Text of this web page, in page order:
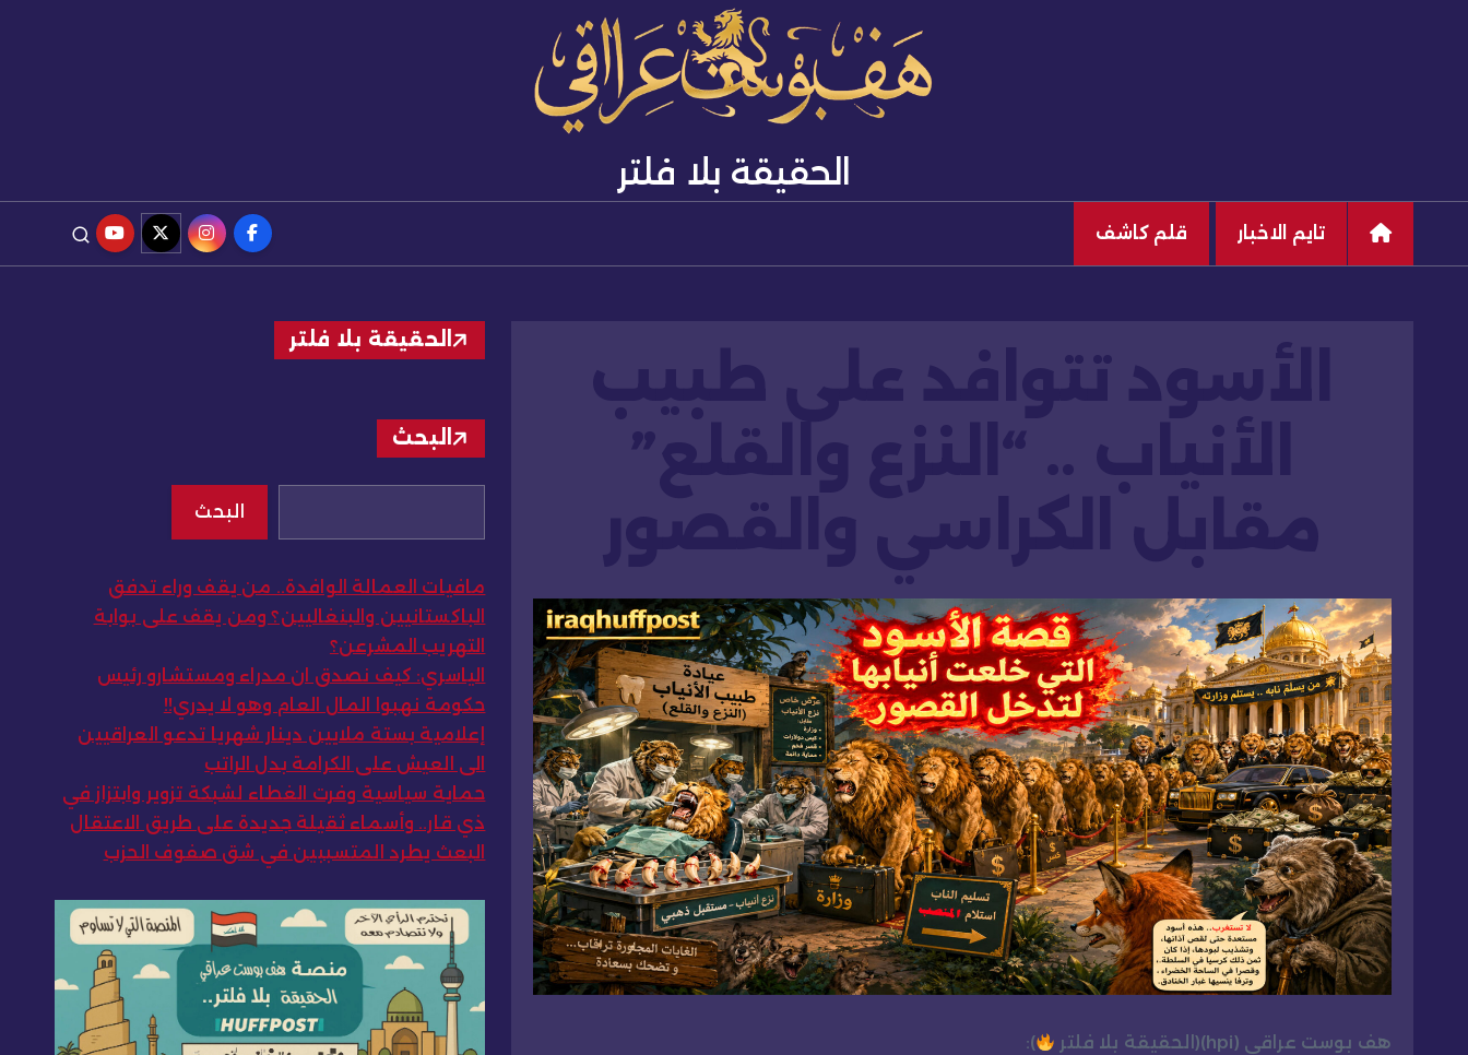
الحقيقة بلا فلتر
تايم الاخبار قلم كاشف
الأسود تتوافد على طبيب
الأنياب .. “النزع والقلع”
مقابل الكراسي والقصور
هف بوست عراقي (hpi)(الحقيقة بلا فلتر ):
الحقيقة بلا فلتر
البحث
البحث
مافيات العمالة الوافدة.. من يقف وراء تدفق
الباكستانيين والبنغاليين؟ ومن يقف على بوابة
التهريب المشرعن؟
الياسري: كيف نصدق ان مدراء ومستشارو رئيس
حكومة نهبوا المال العام وهو لا يدري!!
إعلامية بستة ملايين دينار شهريا تدعو العراقيين
الى العيش على الكرامة بدل الراتب
حماية سياسية وفرت الغطاء لشبكة تزوير وابتزاز في
ذي قار.. وأسماء ثقيلة جديدة على طريق الاعتقال
البعث يطرد المتسببين في شق صفوف الحزب